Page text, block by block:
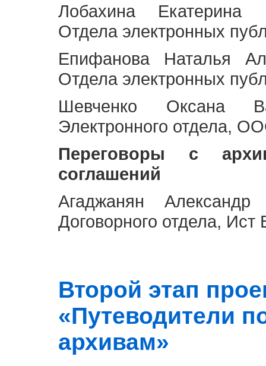
Лобахина Екатерина
Отдела электронных
Епифанова Наталья
Отдела электронных
Шевченко Оксана
Электронного отдела,
Переговоры с
соглашений
Агаджанян Александр
Договорного отдела,
Второй этап
«Путеводители
архивам»